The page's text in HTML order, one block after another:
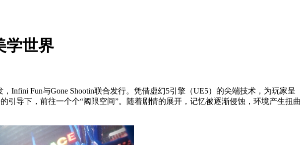
学世界
Infini Fun与Gone Shootin联合发行。凭借虚幻5引擎（UE5）的尖端技术，为玩家呈
导下，前往一个个“阈限空间”。随着剧情的展开，记忆被逐渐侵蚀，环境产生扭曲